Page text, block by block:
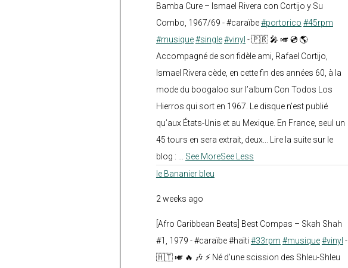
Bamba Cure – Ismael Rivera con Cortijo y Su
Combo, 1967/69 - #caraïbe#portorico #45rpm
#musique#single#vinyl - 🇵🇷 🎤 🎺 💿 🌎
Accompagné de son fidèle ami, Rafael Cortijo,
Ismael Rivera cède, en cette fin des années 60, à la
mode du boogaloo sur l’album Con Todos Los
Hierros qui sort en 1967. Le disque n’est publié
qu’aux États-Unis et au Mexique. En France, seul un
45 tours en sera extrait, deux... Lire la suite sur le
blog :
See MoreSee Less
le Bananier bleu
2 weeks ago
[Afro Caribbean Beats] Best Compas – Skah Shah
#1, 1979 - #caraïbe #haïti #33rpm #musique#vinyl -
🇭🇹 🎺 🔥 🎶 ⚡ Né d’une scission des Shleu-Shleu